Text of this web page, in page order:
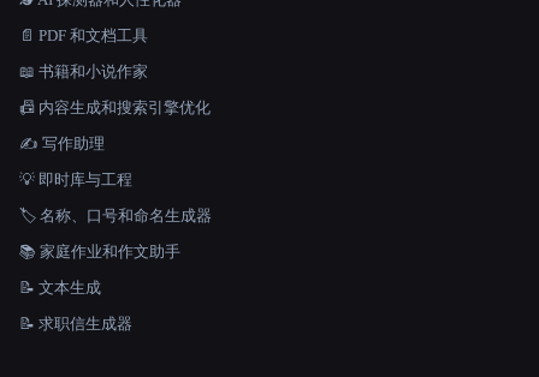
📄 PDF 和文档工具
📖 书籍和小说作家
📠 内容生成和搜索引擎优化
✍️ 写作助理
💡 即时库与工程
🏷️ 名称、口号和命名生成器
📚 家庭作业和作文助手
📝 文本生成
📝 求职信生成器